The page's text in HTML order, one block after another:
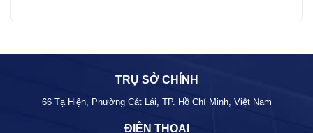
TRỤ SỞ CHÍNH
66 Tạ Hiện, Phường Cát Lái, TP. Hồ Chí Minh, Việt Nam
ĐIỆN THOẠI